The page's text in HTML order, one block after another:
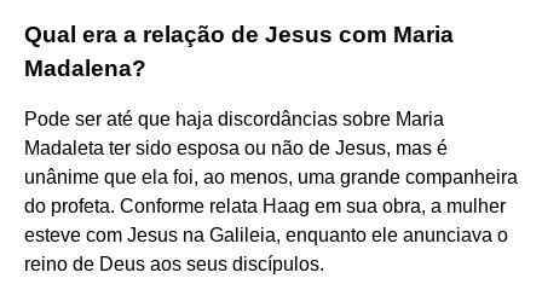
Qual era a relação de Jesus com Maria
Madalena?
Pode ser até que haja discordâncias sobre Maria
Madaleta ter sido esposa ou não de Jesus, mas é
unânime que ela foi, ao menos, uma grande companheira
do profeta. Conforme relata Haag em sua obra, a mulher
esteve com Jesus na Galileia, enquanto ele anunciava o
reino de Deus aos seus discípulos.